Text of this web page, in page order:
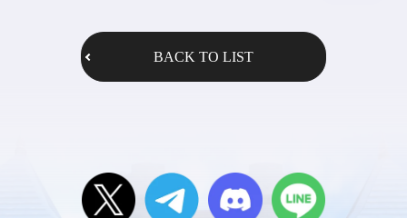
BACK TO LIST